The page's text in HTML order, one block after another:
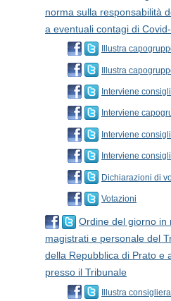
norma sulla responsabilità
a eventuali contagi di
Illustra
Illustra
Interviene
Interviene
Interviene
Interviene
Dichiarazioni di
Votazioni
Ordine del giorno in
magistrati e personale del
della Repubblica di Prato e
presso il Tribunale
Illustra